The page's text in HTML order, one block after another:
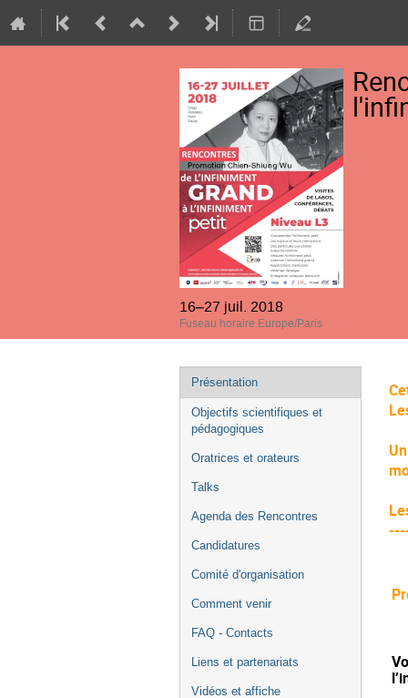
16–27 juil. 2018
Fuseau horaire Europe/Paris
Menu
de
l'événement
Présentation
Objectifs scientifiques et
pédagogiques
Oratrices et orateurs
Talks
Agenda des Rencontres
Candidatures
Comité d'organisation
Comment venir
FAQ - Contacts
Liens et partenariats
Vidéos et affiche